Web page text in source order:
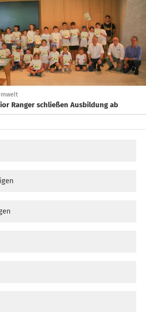
Ranger schließen Ausbildung ab